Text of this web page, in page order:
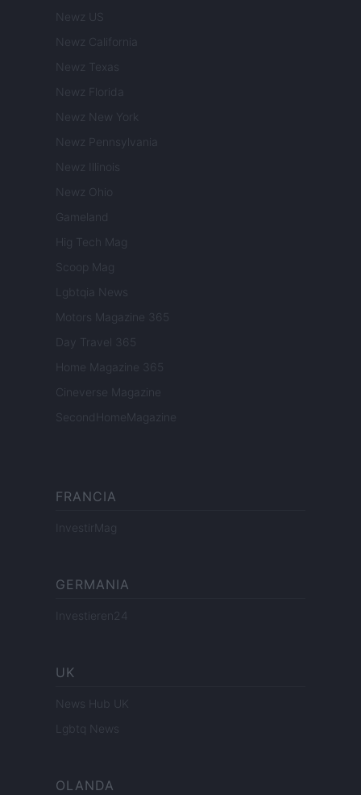
Newz US
Newz California
Newz Texas
Newz Florida
Newz New York
Newz Pennsylvania
Newz Illinois
Newz Ohio
Gameland
Hig Tech Mag
Scoop Mag
Lgbtqia News
Motors Magazine 365
Day Travel 365
Home Magazine 365
Cineverse Magazine
SecondHomeMagazine
FRANCIA
InvestirMag
GERMANIA
Investieren24
UK
News Hub UK
Lgbtq News
OLANDA